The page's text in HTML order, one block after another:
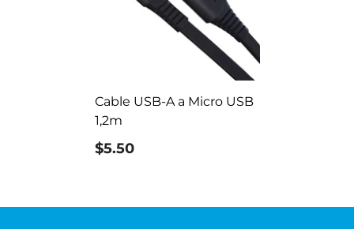
Cable USB-A a Micro USB
1,2m
$5.50